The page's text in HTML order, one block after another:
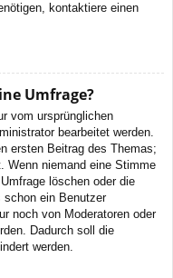
kontaktiere einen
Umfrage?
vom ursprünglichen
bearbeitet werden.
ersten Beitrag des Themas;
Wenn niemand eine Stimme
löschen oder die
schon ein Benutzer
noch von Moderatoren oder
Dadurch soll die
werden.